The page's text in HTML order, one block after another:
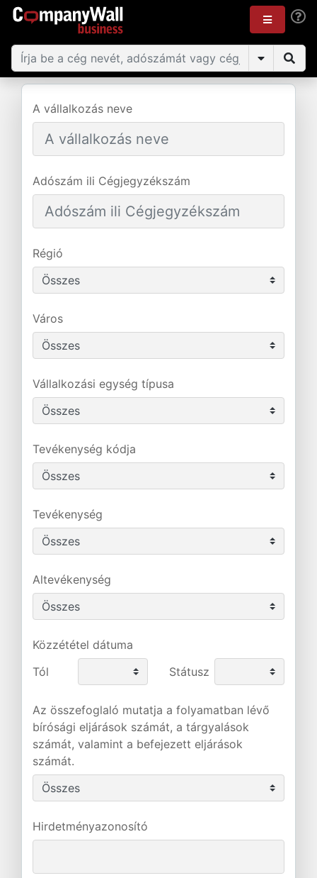
A vállalkozás neve
Adószám ili Cégjegyzékszám
Régió
Város
Vállalkozási egység típusa
Tevékenység kódja
Tevékenység
Altevékenység
Közzététel dátuma
Tól
Státusz
Az összefoglaló mutatja a folyamatban lévő
bírósági eljárások számát, a tárgyalások
számát, valamint a befejezett eljárások
számát.
Hirdetményazonosító